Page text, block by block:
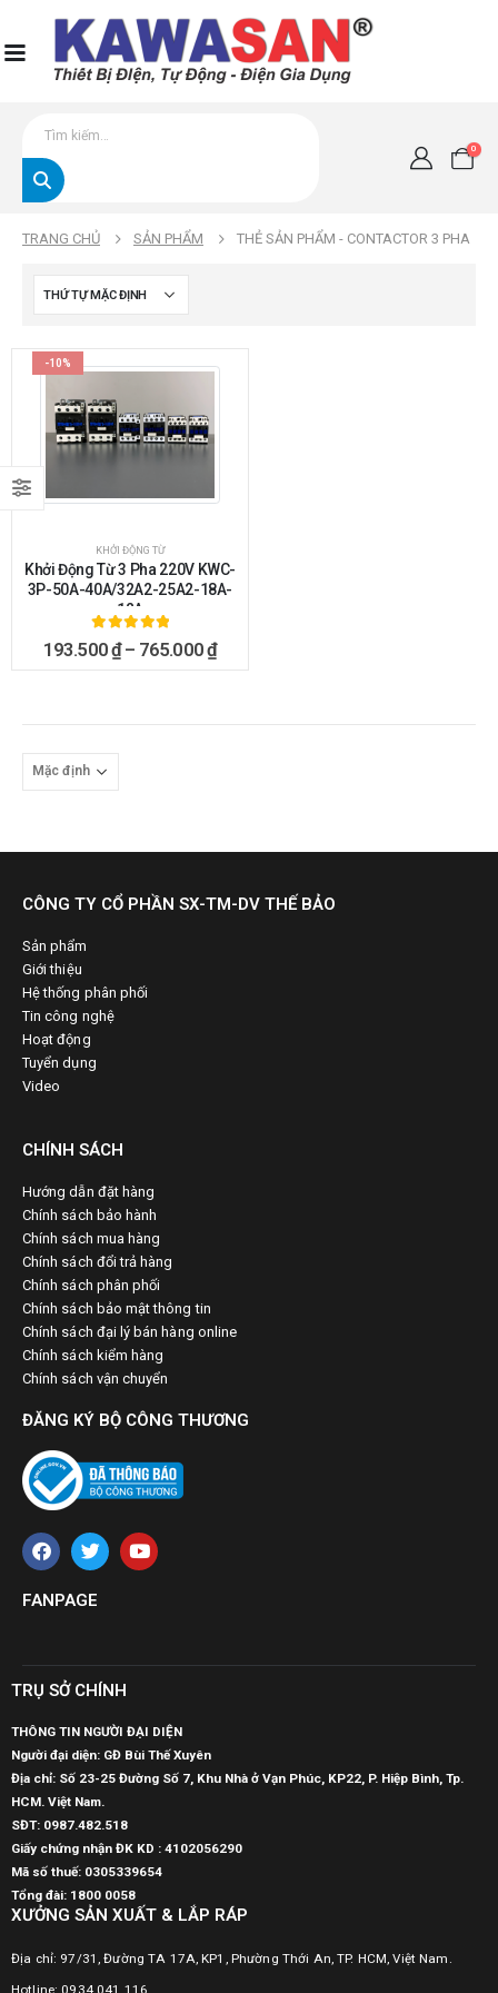
0
TRANG CHỦ SẢN PHẨM THẺ SẢN PHẨM - CONTACTOR 3 PHA
-10%
KHỞI ĐỘNG TỪ
Khởi Động Từ 3 Pha 220V KWC-
3P-50A-40A/32A2-25A2-18A-
12A
5.00 ngoài 5
193.500₫– 765.000₫
CÔNG TY CỔ PHẦN SX-TM-DV THẾ BẢO
Sản phẩm
Giới thiệu
Hệ thống phân phối
Tin công nghệ
Hoạt động
Tuyển dụng
Video
CHÍNH SÁCH
Hướng dẫn đặt hàng
Chính sách bảo hành
Chính sách mua hàng
Chính sách đổi trả hàng
Chính sách phân phối
Chính sách bảo mật thông tin
Chính sách đại lý bán hàng online
Chính sách kiểm hàng
Chính sách vận chuyển
ĐĂNG KÝ BỘ CÔNG THƯƠNG
FANPAGE
TRỤ SỞ CHÍNH
THÔNG TIN NGƯỜI ĐẠI DIỆN
Người đại diện: GĐ Bùi Thế Xuyên
Địa chỉ: Số 23-25 Đường Số 7, Khu Nhà ở Vạn Phúc, KP22, P. Hiệp Bình, Tp.
HCM. Việt Nam.
SĐT: 0987.482.518
Giấy chứng nhận ĐK KD : 4102056290
Mã số thuế: 0305339654
Tổng đài: 1800 0058
XƯỞNG SẢN XUẤT & LẮP RÁP
Địa chỉ: 97/31, Đường TA 17A, KP1, Phường Thới An, TP. HCM, Việt Nam.
Hotline: 0934 041 116